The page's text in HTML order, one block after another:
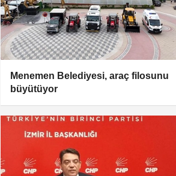
Menemen Belediyesi, araç filosunu
büyütüyor